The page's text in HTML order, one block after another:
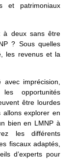
et patrimoniaux
à deux sans être
? Sous quelles
les revenus et la
imprécision,
opportunités
être lourdes
allons explorer en
bien en LMNP à
les différents
fiscaux adaptés,
d’experts pour